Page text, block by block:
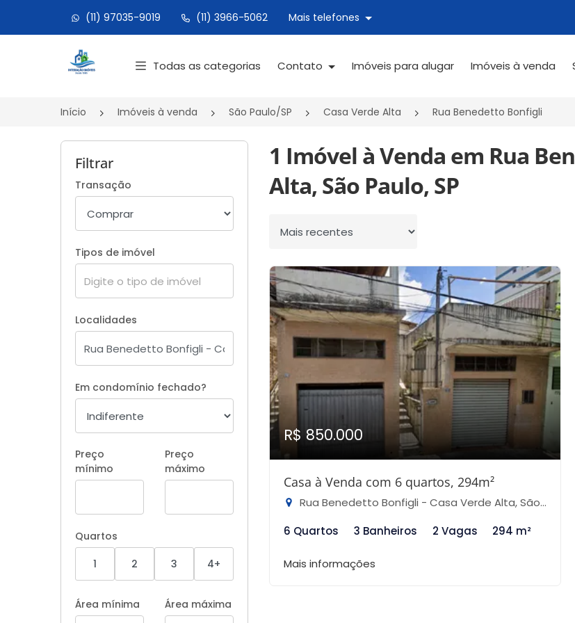
(11) 97035-9019 (11) 3966-5062 Mais telefones
Página inicial
Todas as categorias Contato Imóveis para alugar Imóveis à venda
Início Imóveis à venda São Paulo/SP Casa Verde Alta Rua Benedetto Bonfigli
Filtrar
Transação
Tipos de imóvel
Localidades
Em condomínio fechado?
Preço
mínimo
Preço
máximo
Quartos
1
2 3 4+
Área mínima Área máxima
1 Imóvel à Venda em Rua
Alta, São Paulo, SP
Ordenar por
R$ 850.000
Casa à Venda com 6 quartos, 294m²
Rua Benedetto Bonfigli - Casa Verde Alta, São Paulo-SP
6 Quartos
3 Banheiros 2 Vagas 294 m²
Mais informações